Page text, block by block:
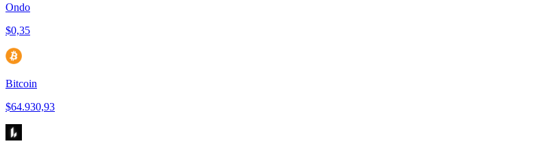
Ondo
$0,35
Bitcoin
$64.930,93